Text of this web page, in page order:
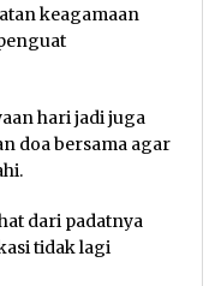
keagamaan
hari jadi juga
doa bersama agar
dari padatnya
tidak lagi